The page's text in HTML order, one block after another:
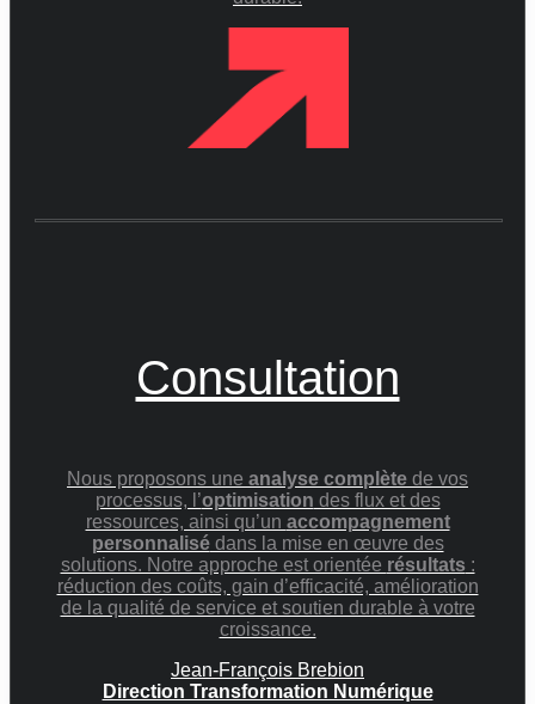
Consultation
Nous proposons une analyse complète de vos
processus, l’optimisation des flux et des
ressources, ainsi qu’un accompagnement
personnalisédans la mise en œuvre des
solutions. Notre approche est orientée résultats :
réduction des coûts, gain d’efficacité, amélioration
de la qualité de service et soutien durable à votre
croissance.
Jean-François Brebion
Direction Transformation Numérique